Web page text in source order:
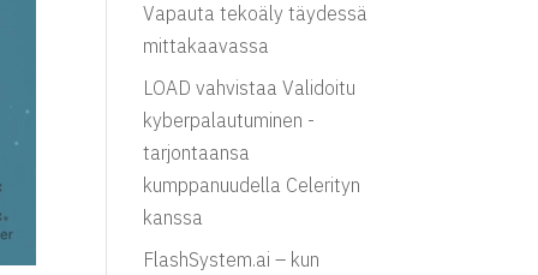
Vapauta tekoäly täydessä
mittakaavassa
LOAD vahvistaa Validoitu
kyberpalautuminen -
tarjontaansa
kumppanuudella Celerityn
kanssa
FlashSystem.ai – kun